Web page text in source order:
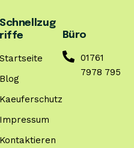
Schnellzug
riffe
Startseite
Blog
Kaeuferschutz
Impressum
Kontaktieren
Büro
01761
7978 795